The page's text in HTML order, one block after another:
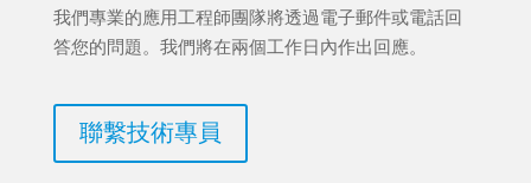
我們專業的應用工程師團隊將透過電子郵件或電話回
答您的問題。我們將在兩個工作日內作出回應。
聯繫技術專員